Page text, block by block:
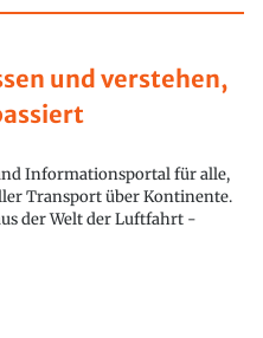
und verstehen,
Informationsportal für alle,
Transport über Kontinente.
der Welt der Luftfahrt -